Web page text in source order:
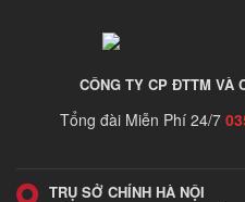
CÔNG TY CP ĐTTM VÀ
Tổng đài Miễn Phí 24/7
TRỤ SỞ CHÍNH HÀ NỘI